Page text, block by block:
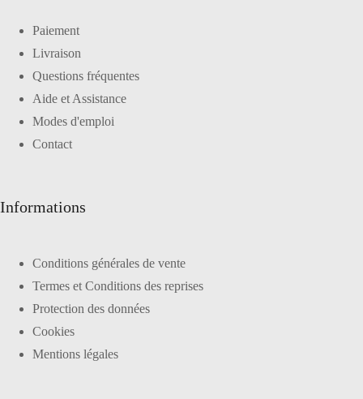
Paiement
Livraison
Questions fréquentes
Aide et Assistance
Modes d'emploi
Contact
Informations
Conditions générales de vente
Termes et Conditions des reprises
Protection des données
Cookies
Mentions légales